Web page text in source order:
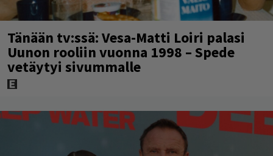
Tänään tv:ssä: Vesa-Matti Loiri palasi
Uunon rooliin vuonna 1998 – Spede
vetäytyi sivummalle